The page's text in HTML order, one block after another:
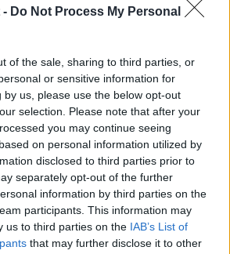
- Do Not Process My Personal
of the sale, sharing to third parties, or
or sensitive information for
by us, please use the below opt-out
selection. Please note that after your
you may continue seeing
on personal information utilized by
disclosed to third parties prior to
separately opt-out of the further
information by third parties on the
participants. This information may
us to third parties on the IAB’s List of
that may further disclose it to other
e un uomo al volante del proprio
Vigili del fuocodel comando di Siena
24 Maggio attorno alle 8,30, a
alquanto insolito e che ha coinvolto
ancora da chiarire, è infattifinito con il
una rampa sotterranea , precipitando con